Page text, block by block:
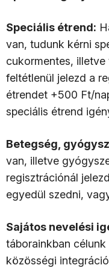
Speciális étrend:
van, tudunk kérni
cukormentes,
feltétlenül jelezd a
étrendet +500 Ft/
speciális étrend
Betegség,
van, illetve
regisztrációnál
egyedül szedni,
Sajátos nevelési
táborainkban
közösségi